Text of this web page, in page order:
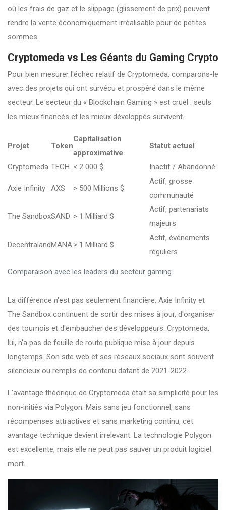
où les frais de gaz et le slippage (glissement de prix) peuvent
rendre la vente économiquement irréalisable pour de petites
sommes.
Cryptomeda vs Les Géants du Gaming Crypto
Pour bien mesurer l'échec relatif de Cryptomeda, comparons-le
avec des projets qui ont survécu et prospéré dans le même
secteur. Le secteur du « Blockchain Gaming » est cruel : seuls
les mieux financés et les mieux développés survivent.
Comparaison avec les leaders du secteur gaming
Projet Token
Capitalisation
approximative
Statut actuel
Cryptomeda TECH < 2 000 $ Inactif / Abandonné
Axie Infinity AXS > 500 Millions $
Actif, grosse
communauté
The SandboxSAND > 1 Milliard $
Actif, partenariats
majeurs
DecentralandMANA> 1 Milliard $
Actif, événements
réguliers
La différence n'est pas seulement financière. Axie Infinity et
The Sandbox continuent de sortir des mises à jour, d'organiser
des tournois et d'embaucher des développeurs. Cryptomeda,
lui, n'a pas de feuille de route publique mise à jour depuis
longtemps. Son site web et ses réseaux sociaux sont souvent
silencieux ou remplis de contenu datant de 2021-2022.
L'avantage théorique de Cryptomeda était sa simplicité pour les
non-initiés via Polygon. Mais sans jeu fonctionnel, sans
récompenses attractives et sans marketing continu, cet
avantage technique devient irrelevant. La technologie Polygon
est excellente, mais elle ne peut pas sauver un produit logiciel
mort.